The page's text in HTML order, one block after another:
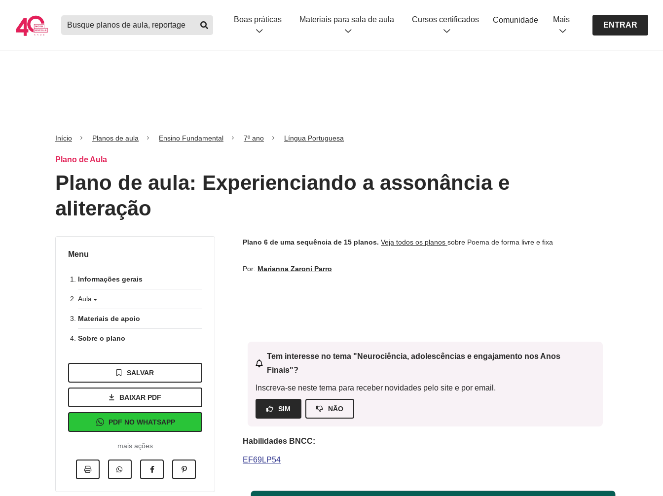
Buscar
planos
Boas práticas Materiais para sala de aula Cursos certificados Comunidade Mais
ENTRAR
Início Planos de aula Ensino Fundamental 7º ano Língua Portuguesa
Plano de Aula
Plano de aula: Experienciando a assonância e
aliteração
Menu
Informações gerais
Aula
Materiais de apoio
Sobre o plano
SALVAR
BAIXAR PDF
PDF NO WHATSAPP
mais ações
Plano 6 de uma sequência de 15 planos. Veja todos os planos sobre Poema de forma livre e fixa
Por: Marianna Zaroni Parro
Tem interesse no tema "Neurociência, adolescências e engajamento nos Anos
Finais"?
Inscreva-se neste tema para receber novidades pelo site e por email.
SIM NÃO
Habilidades BNCC:
EF69LP54